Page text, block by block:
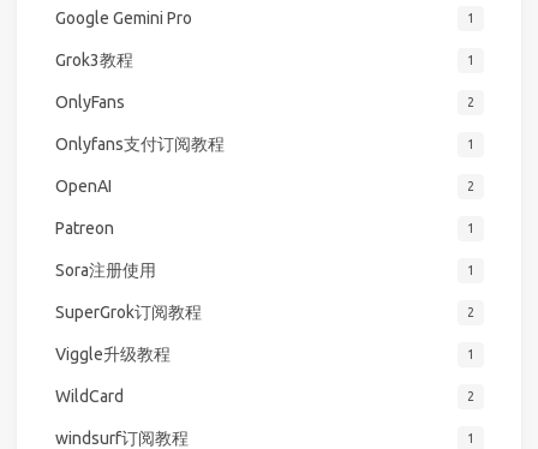
Google Gemini Pro 1
Grok3教程 1
OnlyFans 2
Onlyfans支付订阅教程 1
OpenAI 2
Patreon 1
Sora注册使用 1
SuperGrok订阅教程 2
Viggle升级教程 1
WildCard 2
windsurf订阅教程 1